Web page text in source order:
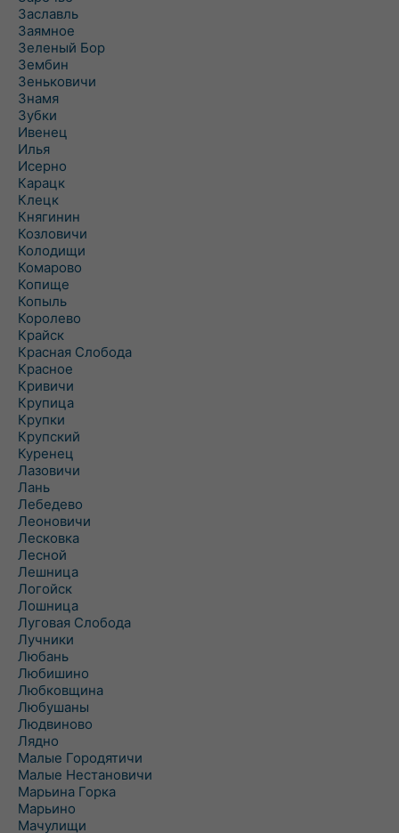
Заславль
Заямное
Зеленый Бор
Зембин
Зеньковичи
Знамя
Зубки
Ивенец
Илья
Исерно
Карацк
Клецк
Княгинин
Козловичи
Колодищи
Комарово
Копище
Копыль
Королево
Крайск
Красная Слобода
Красное
Кривичи
Крупица
Крупки
Крупский
Куренец
Лазовичи
Лань
Лебедево
Леоновичи
Лесковка
Лесной
Лешница
Логойск
Лошница
Луговая Слобода
Лучники
Любань
Любишино
Любковщина
Любушаны
Людвиново
Лядно
Малые Городятичи
Малые Нестановичи
Марьина Горка
Марьино
Мачулищи